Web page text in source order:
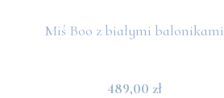
Miś Boo z białymi balonikami
489,00 zł